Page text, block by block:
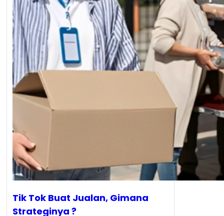
Tik Tok Buat Jualan, Gimana
Strateginya ?